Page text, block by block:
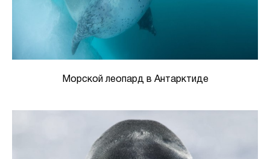
Морской леопард в Антарктиде